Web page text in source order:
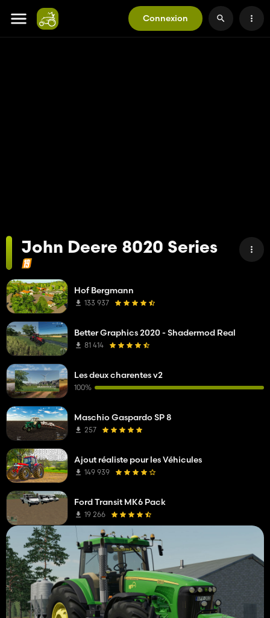
Connexion
John Deere 8020 Series
Hof Bergmann
133 937
Better Graphics 2020 - Shadermod Real
81 414
Les deux charentes v2
100%
Maschio Gaspardo SP 8
257
Ajout réaliste pour les Véhicules
149 939
Ford Transit MK6 Pack
19 266